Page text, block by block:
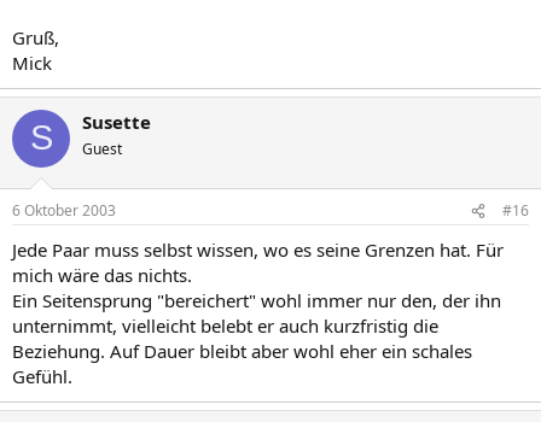
Gruß,
Mick
S Susette
Guest
6 Oktober 2003 #16
Jede Paar muss selbst wissen, wo es seine Grenzen hat. Für
mich wäre das nichts.
Ein Seitensprung "bereichert" wohl immer nur den, der ihn
unternimmt, vielleicht belebt er auch kurzfristig die
Beziehung. Auf Dauer bleibt aber wohl eher ein schales
Gefühl.